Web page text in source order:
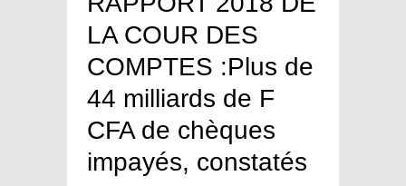
LA COUR DES
COMPTES :Plus de
44 milliards de F
CFA de chèques
impayés, constatés